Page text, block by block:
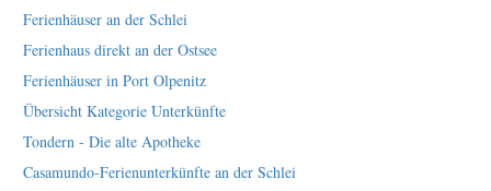
Ferienhäuser an der Schlei
Ferienhaus direkt an der Ostsee
Ferienhäuser in Port Olpenitz
Übersicht Kategorie Unterkünfte
Tondern - Die alte Apotheke
Casamundo-Ferienunterkünfte an der Schlei